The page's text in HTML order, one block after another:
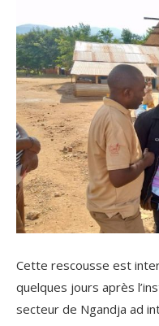
Cette rescousse est
quelques jours après
secteur de Ngandja ad